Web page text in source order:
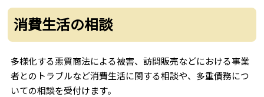
消費生活の相談
多様化する悪質商法による被害、訪問販売などにおける事業
者とのトラブルなど消費生活に関する相談や、多重債務につ
いての相談を受付けます。